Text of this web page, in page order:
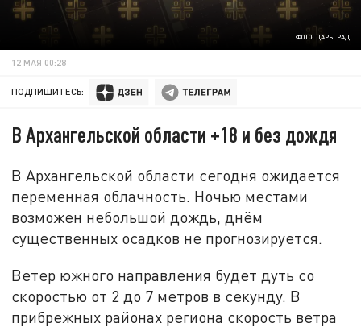
ФОТО: ЦАРЬГРАД
12 МАЯ 00:28
ПОДПИШИТЕСЬ:
В Архангельской области +18 и без дождя
В Архангельской области сегодня ожидается
переменная облачность. Ночью местами
возможен небольшой дождь, днём
существенных осадков не прогнозируется.
Ветер южного направления будет дуть со
скоростью от 2 до 7 метров в секунду. В
прибрежных районах региона скорость ветра